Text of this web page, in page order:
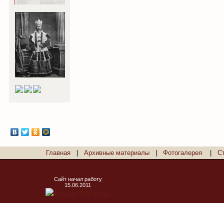
Главная Архивные материалы Фотогалерея
Сайт начал работу
15.06.2011